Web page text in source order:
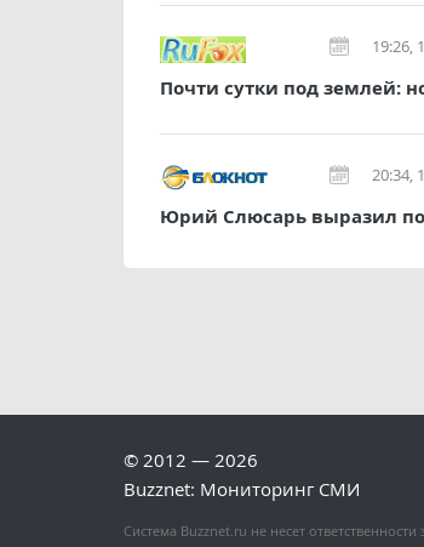
19:26,
Почти сутки под землей:
20:34,
Юрий Слюсарь выразил
© 2012 — 2026
Buzznet: Мониторинг СМИ
Система Buzznet.ru не несет